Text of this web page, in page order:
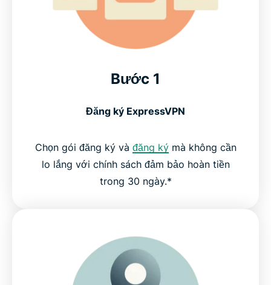
Bước 1
Đăng ký ExpressVPN
Chọn gói đăng ký và đăng kýmà không cần
lo lắng với chính sách đảm bảo hoàn tiền
trong 30 ngày.*